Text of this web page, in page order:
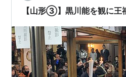
【山形③】黒川能を観に王